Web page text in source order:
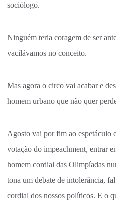
sociólogo.
Ninguém teria coragem de ser
vacilávamos no conceito.
Mas agora o circo vai acabar e
homem urbano que não quer
Agosto vai por fim ao espetáculo
votação do impeachment, entrar
homem cordial das Olimpíadas
tona um debate de intolerância,
cordial dos nossos políticos. E o